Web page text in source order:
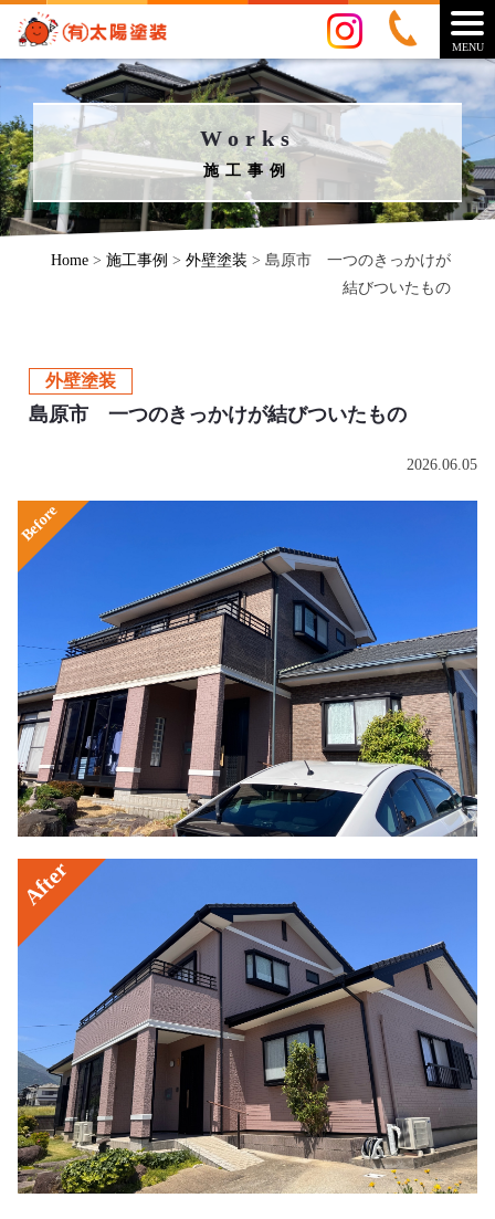
MENU
Works
施工事例
Home > 施工事例 > 外壁塗装 > 島原市 一つのきっかけが
結びついたもの
外壁塗装
島原市 一つのきっかけが結びついたもの
2026.06.05
Before
After